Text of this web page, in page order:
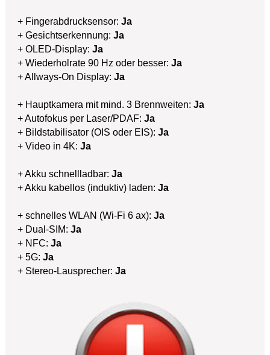
+ Fingerabdrucksensor: Ja
+ Gesichtserkennung: Ja
+ OLED-Display: Ja
+ Wiederholrate 90 Hz oder besser: Ja
+ Allways-On Display: Ja
+ Hauptkamera mit mind. 3 Brennweiten: Ja
+ Autofokus per Laser/PDAF: Ja
+ Bildstabilisator (OIS oder EIS): Ja
+ Video in 4K: Ja
+ Akku schnellladbar: Ja
+ Akku kabellos (induktiv) laden: Ja
+ schnelles WLAN (Wi-Fi 6 ax): Ja
+ Dual-SIM: Ja
+ NFC: Ja
+ 5G: Ja
+ Stereo-Lausprecher: Ja